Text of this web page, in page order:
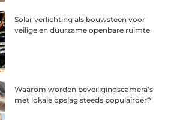
Solar verlichting als bouwsteen voor
veilige en duurzame openbare ruimte
Waarom worden beveiligingscamera’s
met lokale opslag steeds populairder?